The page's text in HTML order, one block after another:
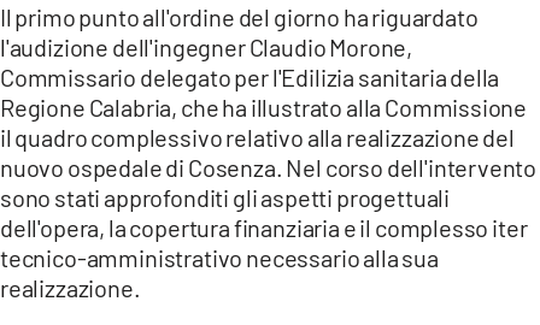
ANDROID
APPLE
Il primo punto all'ordine del giorno ha riguardato
l'audizione dell'ingegner Claudio Morone,
Commissario delegato per l'Edilizia sanitaria della
Regione Calabria, che ha illustrato alla Commissione
il quadro complessivo relativo alla realizzazione del
nuovo ospedale di Cosenza. Nel corso dell'intervento
sono stati approfonditi gli aspetti progettuali
dell'opera, la copertura finanziaria e il complesso iter
tecnico-amministrativo necessario alla sua
realizzazione.